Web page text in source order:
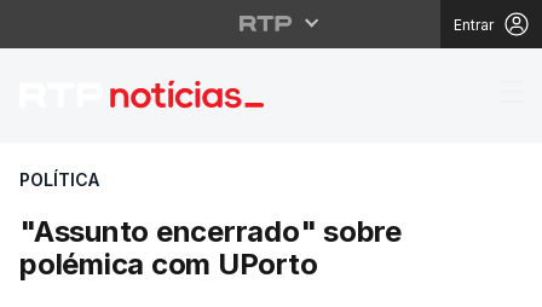
Entrar
"Assunto encerrado"
POLÍTICA
"Assunto encerrado" sobre
polémica com UPorto